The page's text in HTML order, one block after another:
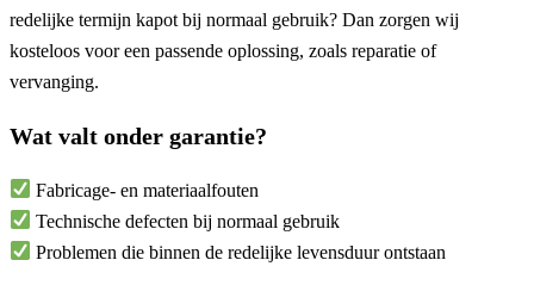
redelijke termijn kapot bij normaal gebruik? Dan zorgen wij
kosteloos voor een passende oplossing, zoals reparatie of
vervanging.
Wat valt onder garantie?
Fabricage- en materiaalfouten
Technische defecten bij normaal gebruik
Problemen die binnen de redelijke levensduur ontstaan